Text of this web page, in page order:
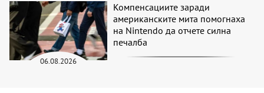
06.08.2026
Компенсациите заради
американските мита помогнаха
на Nintendo да отчете силна
печалба